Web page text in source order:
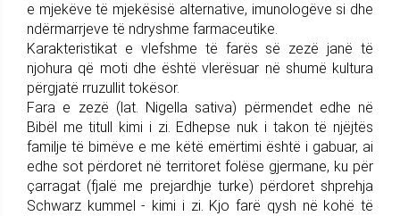
e mjekëve të mjekësisë alternative, imunologëve si dhe
ndërmarrjeve të ndryshme farmaceutike.
Karakteristikat e vlefshme të farës së zezë janë të
njohura që moti dhe është vlerësuar në shumë kultura
përgjatë rruzullit tokësor.
Fara e zezë (lat. Nigella sativa) përmendet edhe në
Bibël me titull kimi i zi. Edhepse nuk i takon të njëjtës
familje të bimëve e me këtë emërtimi është i gabuar, ai
edhe sot përdoret në territoret folëse gjermane, ku për
çarragat (fjalë me prejardhje turke) përdoret shprehja
Schwarz kummel - kimi i zi. Kjo farë qysh në kohë të